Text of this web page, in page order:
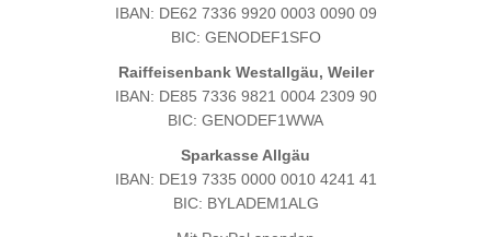
IBAN: DE62 7336 9920 0003 0090 09
BIC: GENODEF1SFO
Raiffeisenbank Westallgäu, Weiler
IBAN: DE85 7336 9821 0004 2309 90
BIC: GENODEF1WWA
Sparkasse Allgäu
IBAN: DE19 7335 0000 0010 4241 41
BIC: BYLADEM1ALG